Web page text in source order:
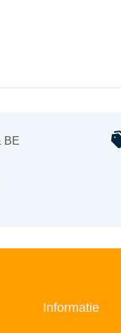
BE
Informatie